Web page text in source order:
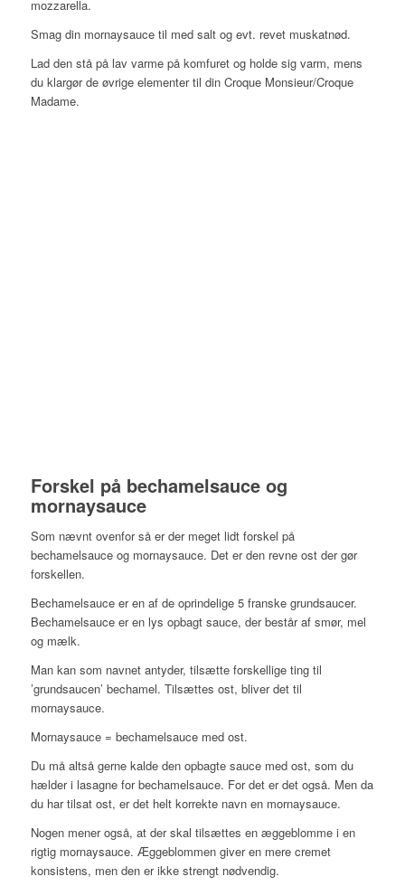
mozzarella.
Smag din mornaysauce til med salt og evt. revet muskatnød.
Lad den stå på lav varme på komfuret og holde sig varm, mens
du klargør de øvrige elementer til din Croque Monsieur/Croque
Madame.
Forskel på bechamelsauce og
mornaysauce
Som nævnt ovenfor så er der meget lidt forskel på
bechamelsauce og mornaysauce. Det er den revne ost der gør
forskellen.
Bechamelsauce er en af de oprindelige 5 franske grundsaucer.
Bechamelsauce er en lys opbagt sauce, der består af smør, mel
og mælk.
Man kan som navnet antyder, tilsætte forskellige ting til
’grundsaucen’ bechamel. Tilsættes ost, bliver det til
mornaysauce.
Mornaysauce = bechamelsauce med ost.
Du må altså gerne kalde den opbagte sauce med ost, som du
hælder i lasagne for bechamelsauce. For det er det også. Men da
du har tilsat ost, er det helt korrekte navn en mornaysauce.
Nogen mener også, at der skal tilsættes en æggeblomme i en
rigtig mornaysauce. Æggeblommen giver en mere cremet
konsistens, men den er ikke strengt nødvendig.